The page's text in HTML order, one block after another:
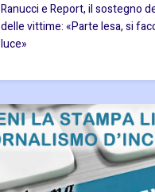
Ranucci e Report, il sostegno
delle vittime: «Parte lesa, si
luce»